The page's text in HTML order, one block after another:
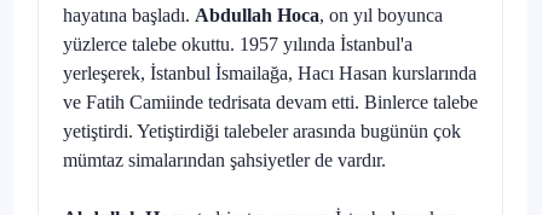
hayatına başla­dı. Abdullah Hoca, on yıl boyunca
yüzlerce talebe okuttu. 1957 yılında İs­tanbul'a
yerleşerek, İstanbul İsmailağa, Hacı Hasan kurslarında
ve Fatih Camiinde tedrisata devam etti. Binlerce talebe
yetiştirdi. Yetiştirdiği tale­beler arasında bugünün çok
mümtaz simalarından şahsiyetler de vardır.